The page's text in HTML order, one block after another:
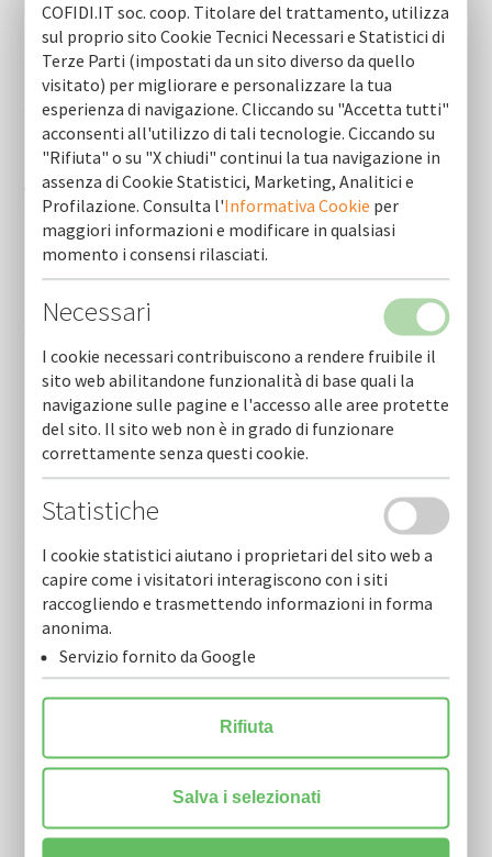
Prodotti (ultime 10)
Con cofidi.it credito diretto per le pmi anche con fondi
antiusura
Agroalimentare, 40 milioni dal bando “filiere di puglia” –
cofidi.it supporta le imprese
Più risorse per le imprese! nuova convenzione cofidi.it –
banca aidexa
Sospensione avvisi pubblici finanziati con risorse fesr–
fse+ 2021-2027 minipia e minipia turismo
Fesr 2021- 2027 regione puglia - assegnati a cofidi.it 10
milioni di euro per garantire i finanziamenti alle imprese
Con il fondo rischi new mise garanzia cofidi.it fino all’80%
assegnatarie di un contributo pubblico
Finanziamenti simest per investimenti delle imprese
all’estero con cofidi.it hai garanzia e consulenza
Beni strumentali - nuova sabatini - finanziamenti cofidi.it
fino a € 100.000 - cofidi.it prenota contributo
Con garanzia cofidi.it il finanziamento in una settimana
fino a € 2.000.000,00 con durata a 72 mesi da banca aidexa
COFIDI.IT soc. coop. Titolare del trattamento, utilizza
sul proprio sito Cookie Tecnici Necessari e Statistici di
Terze Parti (impostati da un sito diverso da quello
visitato) per migliorare e personalizzare la tua
esperienza di navigazione. Cliccando su "Accetta tutti"
acconsenti all'utilizzo di tali tecnologie. Ciccando su
"Rifiuta" o su "X chiudi" continui la tua navigazione in
assenza di Cookie Statistici, Marketing, Analitici e
Profilazione. Consulta l'Informativa Cookie per
maggiori informazioni e modificare in qualsiasi
momento i consensi rilasciati.
Necessari
I cookie necessari contribuiscono a rendere fruibile il
sito web abilitandone funzionalità di base quali la
navigazione sulle pagine e l'accesso alle aree protette
del sito. Il sito web non è in grado di funzionare
correttamente senza questi cookie.
Statistiche
I cookie statistici aiutano i proprietari del sito web a
capire come i visitatori interagiscono con i siti
raccogliendo e trasmettendo informazioni in forma
anonima.
Servizio fornito da Google
Rifiuta
Salva i selezionati